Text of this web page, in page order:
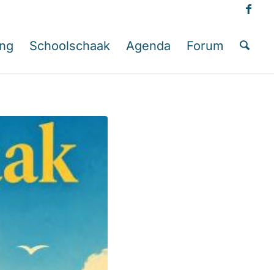
Schoolschaak Agenda Forum